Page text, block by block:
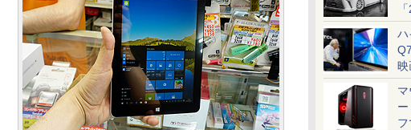
ハ
映
フ